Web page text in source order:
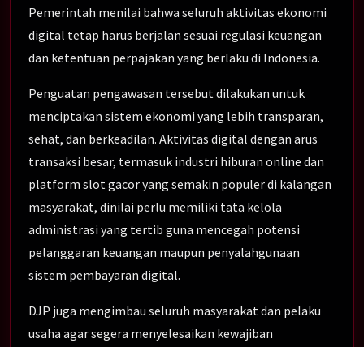
Pemerintah menilai bahwa seluruh aktivitas ekonomi
digital tetap harus berjalan sesuai regulasi keuangan
dan ketentuan perpajakan yang berlaku di Indonesia.
Penguatan pengawasan tersebut dilakukan untuk
menciptakan sistem ekonomi yang lebih transparan,
sehat, dan berkeadilan. Aktivitas digital dengan arus
transaksi besar, termasuk industri hiburan online dan
platform slot gacor yang semakin populer di kalangan
masyarakat, dinilai perlu memiliki tata kelola
administrasi yang tertib guna mencegah potensi
pelanggaran keuangan maupun penyalahgunaan
sistem pembayaran digital.
DJP juga mengimbau seluruh masyarakat dan pelaku
usaha agar segera menyelesaikan kewajiban